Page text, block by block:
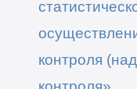
контроля